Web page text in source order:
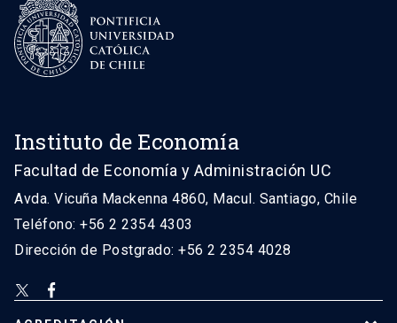
Instituto de Economía
Facultad de Economía y Administración UC
Avda. Vicuña Mackenna 4860, Macul. Santiago, Chile
Teléfono: +56 2 2354 4303
Dirección de Postgrado: +56 2 2354 4028